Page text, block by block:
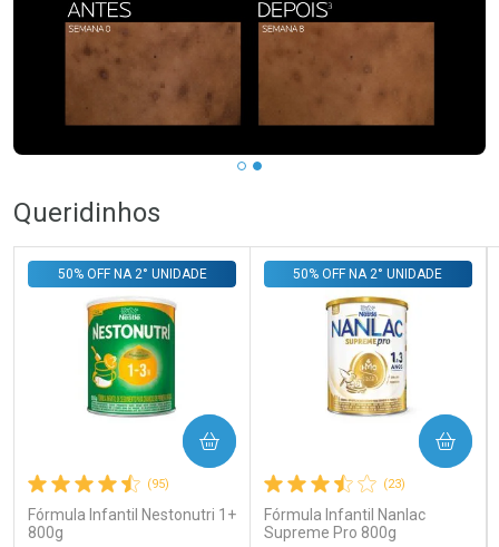
Queridinhos
(95)
Fórmula Infantil Nestonutri 1+
800g
50% OFF NA 2° UNIDADE
COMPRAR
(23)
Fórmula Infantil Nanlac
Supreme Pro 800g
50% OFF NA 2° UNIDADE
COMPRAR